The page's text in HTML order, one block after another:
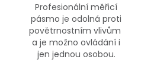
Profesionální měřicí
pásmo je odolná proti
povětrnostním vlivům
a je možno ovládání i
jen jednou osobou.